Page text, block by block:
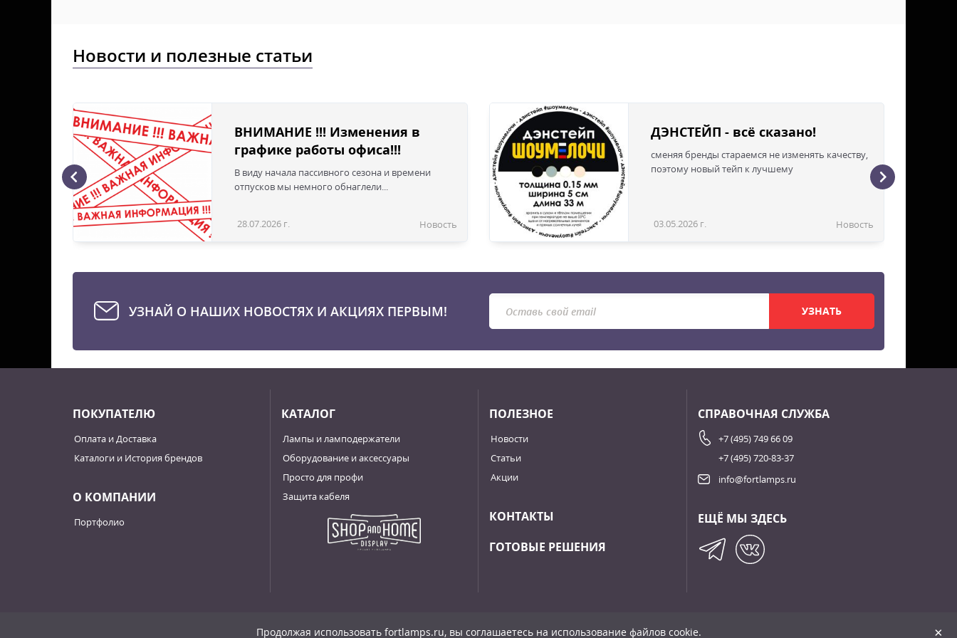
Новости и полезные статьи
ВНИМАНИЕ !!! Изменения в
графике работы офиса!!!
В виду начала пассивного сезона и времени
отпусков мы немного обнаглели...
28.07.2026 г. Новость
ДЭНСТЕЙП - всё сказано!
сменяя бренды стараемся не изменять качеству,
поэтому новый тейп к лучшему
03.05.2026 г. Новость
УЗНАЙ О НАШИХ НОВОСТЯХ И АКЦИЯХ ПЕРВЫМ! УЗНАТЬ
ПОКУПАТЕЛЮ
Оплата и Доставка
Каталоги и История брендов
О КОМПАНИИ
Портфолио
КАТАЛОГ
Лампы и ламподержатели
Оборудование и аксессуары
Просто для профи
Защита кабеля
ПОЛЕЗНОЕ
Новости
Статьи
Акции
КОНТАКТЫ
ГОТОВЫЕ РЕШЕНИЯ
СПРАВОЧНАЯ СЛУЖБА
+7 (495) 749 66 09
+7 (495) 720-83-37
info@fortlamps.ru
ЕЩЁ МЫ ЗДЕСЬ
Политика конфиденциальности
Продолжая использовать fortlamps.ru, вы соглашаетесь на использование файлов cookie. ×